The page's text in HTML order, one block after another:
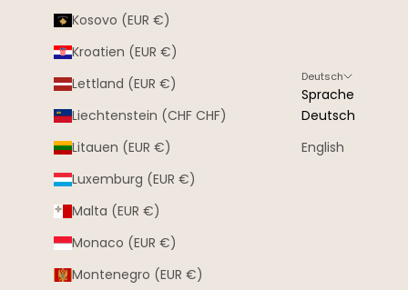
Kosovo (EUR €)
Kroatien (EUR €)
Lettland (EUR €)
Liechtenstein (CHF CHF)
Litauen (EUR €)
Luxemburg (EUR €)
Malta (EUR €)
Monaco (EUR €)
Montenegro (EUR €)
Deutsch
Sprache
Deutsch
English